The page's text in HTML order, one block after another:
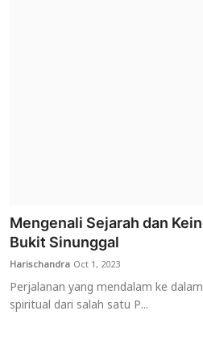
Mengenali Sejarah dan
Bukit Sinunggal
Harischandra Oct 1, 2023
Perjalanan yang mendalam ke
spiritual dari salah satu P...